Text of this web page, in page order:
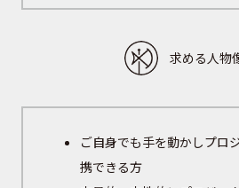
求める人物
ご自身でも手を動かしプロ
携できる方